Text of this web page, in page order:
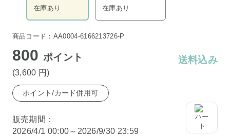
在庫あり
在庫あり
商品コード：AA0004-6166213726-P
800ポイント
(3,600 円)
送料込み
ポイント/カード併用可
販売期間：
2026/4/1 00:00～2026/9/30 23:59